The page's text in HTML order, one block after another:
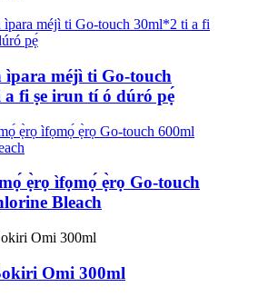
méjì ti Go-touch
fi ṣe irun tí ó dúró pẹ́
ẹ̀rọ ìfọmọ́ ẹ̀rọ Go-touch
Bleach
Omi 300ml